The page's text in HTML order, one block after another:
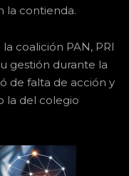
la contienda.
coalición PAN, PRI
gestión durante la
de falta de acción y
la del colegio